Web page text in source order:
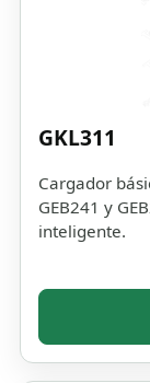
GKL311
Cargador
GEB241 y
inteligente.